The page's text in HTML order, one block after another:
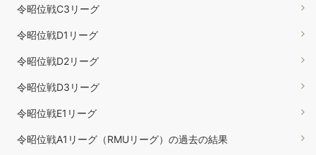
令昭位戦C3リーグ
令昭位戦D1リーグ
令昭位戦D2リーグ
令昭位戦D3リーグ
令昭位戦E1リーグ
令昭位戦A1リーグ（RMUリーグ）の過去の結果